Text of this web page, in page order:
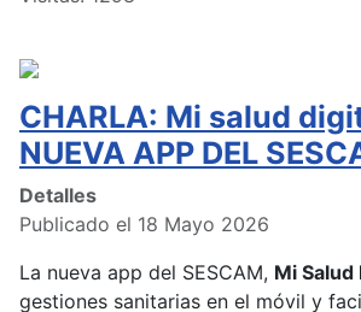
CHARLA: Mi salud
NUEVA APP DEL
Detalles
Publicado el 18 Mayo 2026
La nueva app del SESCAM, Mi Salud
gestiones sanitarias en el móvil y